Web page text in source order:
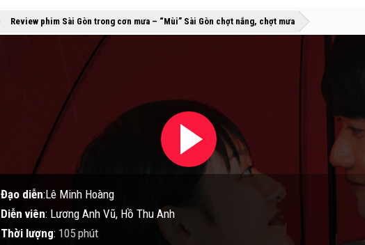
»»
Review phim Sài Gòn trong cơn mưa – “Mùi” Sài Gòn chợt nắng, chợt mưa
Đạo diễn:Lê Minh Hoàng
Diễn viên: Lương Anh Vũ, Hồ Thu Anh
Thời lượng: 105 phút